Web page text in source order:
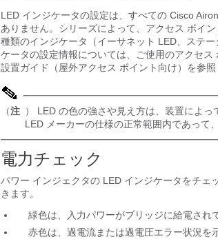
LED インジケータの設定は、すべての Cisco
ありません。シリーズによって、アクセス ポイ
種類のインジケータ（イーサネット LED、ステ
ケータの設定情報については、ご使用のアクセ
設置ガイド（屋外アクセス ポイント向け）を参照
（注 ） LED の色の強さや見え方は、装置によっ
LED メーカーの仕様の正常範囲内であって
電力チェック
パワー インジェクタの LED インジケータをチェ
きます。
緑色は、入力パワーがブリッジに給電され
赤色は、過電流または過電圧エラー状況を